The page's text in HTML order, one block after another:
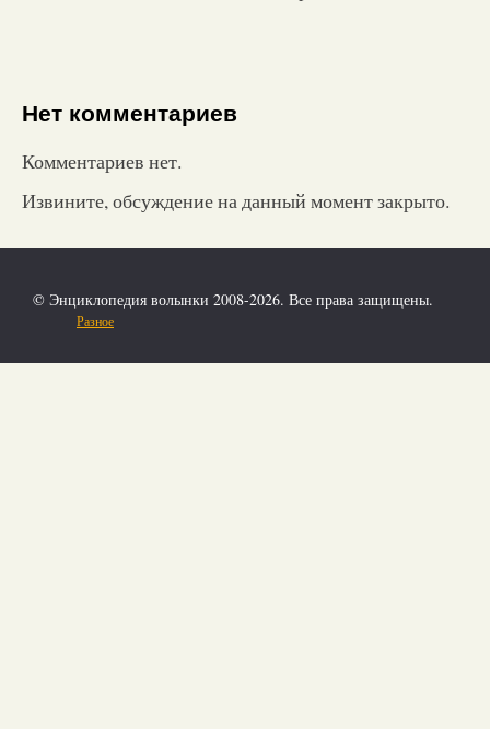
Нет комментариев
Комментариев нет.
Извините, обсуждение на данный момент закрыто.
© Энциклопедия волынки 2008-2026. Все права защищены.
Разное